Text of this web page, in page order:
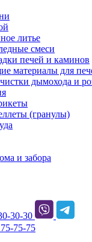
литье
смеси
печей и каминов
материалы для
дымохода и
(гранулы)
и забора
30-30
75-75